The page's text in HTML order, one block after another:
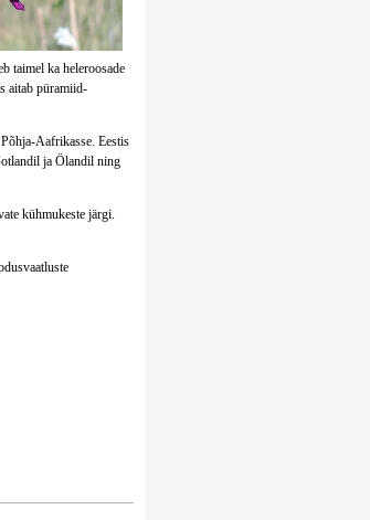
taimel ka heleroosade
aitab püramiid-
Aafrikasse. Eestis
ja Ölandil ning
kühmukeste järgi.